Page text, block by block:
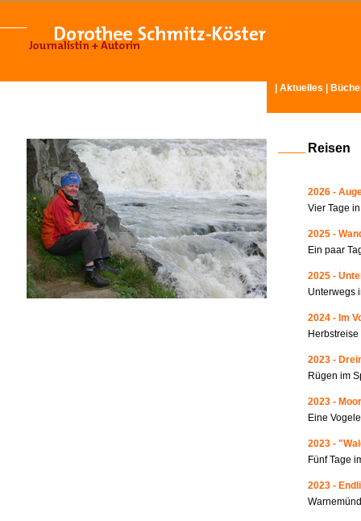
Aktuelles
Reisen
2026 -
Vier Tage
2025 -
Ein paar
2025 -
Unterwegs
2024 - Im
2023 -
Rügen im
2023 -
Eine
2023 -
Fünf Tage
2023 -